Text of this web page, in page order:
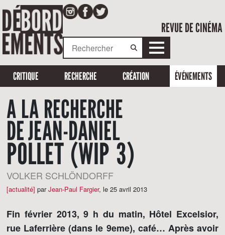
REVUE DE CINÉMA
CRITIQUE RECHERCHE CRÉATION ÉVÉNEMENTS
A LA RECHERCHE
DE JEAN-DANIEL
POLLET (WIP 3)
VOLKER SCHLÖNDORFF
[actualité] parJean-Paul Fargier, le 25 avril 2013
Fin février 2013, 9 h du matin, Hôtel Excelsior,
rue Laferrière (dans le 9eme), café… Après avoir